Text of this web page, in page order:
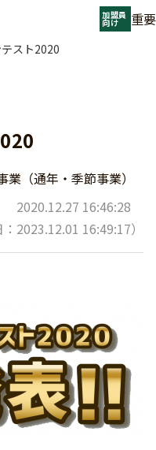
加盟員
向け 重
スト2020
業（通年・季節事業）
2020.12.27 16:46:28
：2023.12.01 16:49:17）